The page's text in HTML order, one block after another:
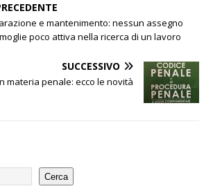
e mantenimento: nessun assegno
poco attiva nella ricerca di un lavoro
SUCCESSIVO
materia penale: ecco le novità
Cerca